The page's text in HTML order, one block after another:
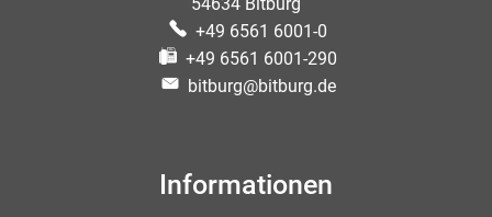
+49 6561 6001-0
+49 6561 6001-290
bitburg@bitburg.de
Informationen